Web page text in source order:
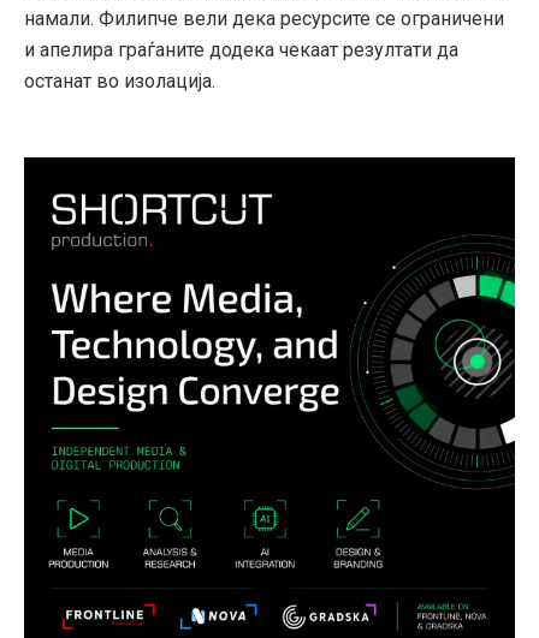
намали. Филипче вели дека ресурсите се ограничени
и апелира граѓаните додека чекаат резултати да
останат во изолација.